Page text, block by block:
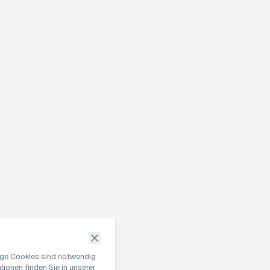
Cookies sind notwendig
finden Sie in unserer